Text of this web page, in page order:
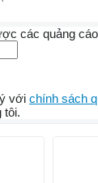
các quảng
với chính sách
tôi.